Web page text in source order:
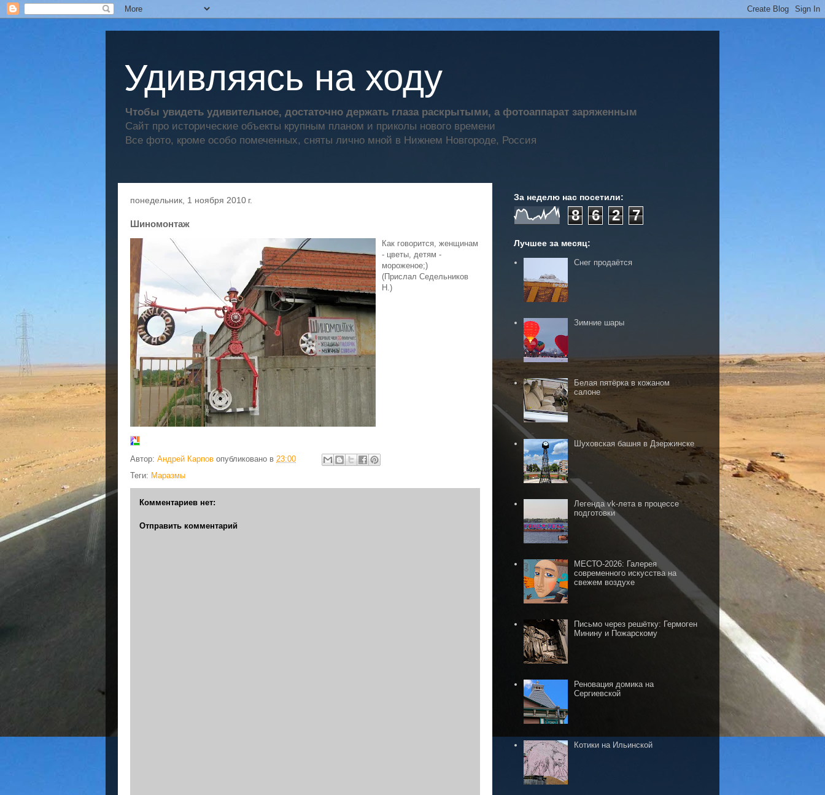
Удивляясь на ходу
Чтобы увидеть удивительное, достаточно держать глаза раскрытыми, а фотоаппарат заряженным
Сайт про исторические объекты крупным планом и приколы нового времени
Все фото, кроме особо помеченных, сняты лично мной в Нижнем Новгороде, Россия
понедельник, 1 ноября 2010 г.
Шиномонтаж
Как говорится, женщинам
- цветы, детям -
мороженое;)
(Прислал Седельников
Н.)
Автор: Андрей Карпов опубликовано в 23:00
Теги: Маразмы
Комментариев нет:
Отправить комментарий
За неделю нас посетили:
8 6 2 7
Лучшее за месяц:
Снег продаётся
Зимние шары
Белая пятёрка в кожаном
салоне
Шуховская башня в Дзержинске
Легенда vk-лета в процессе
подготовки
МЕСТО-2026: Галерея
современного искусства на
свежем воздухе
Письмо через решётку: Гермоген
Минину и Пожарскому
Реновация домика на
Сергиевской
Котики на Ильинской